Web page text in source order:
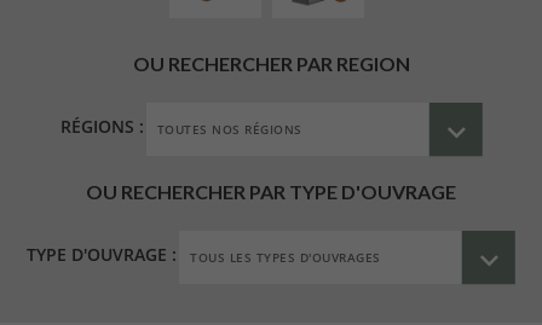
OU RECHERCHER PAR REGION
RÉGIONS :
OU RECHERCHER PAR TYPE D'OUVRAGE
TYPE D'OUVRAGE :